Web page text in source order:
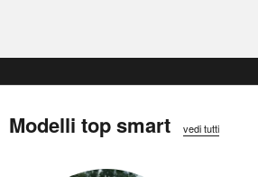
Modelli top smart vedi tutti